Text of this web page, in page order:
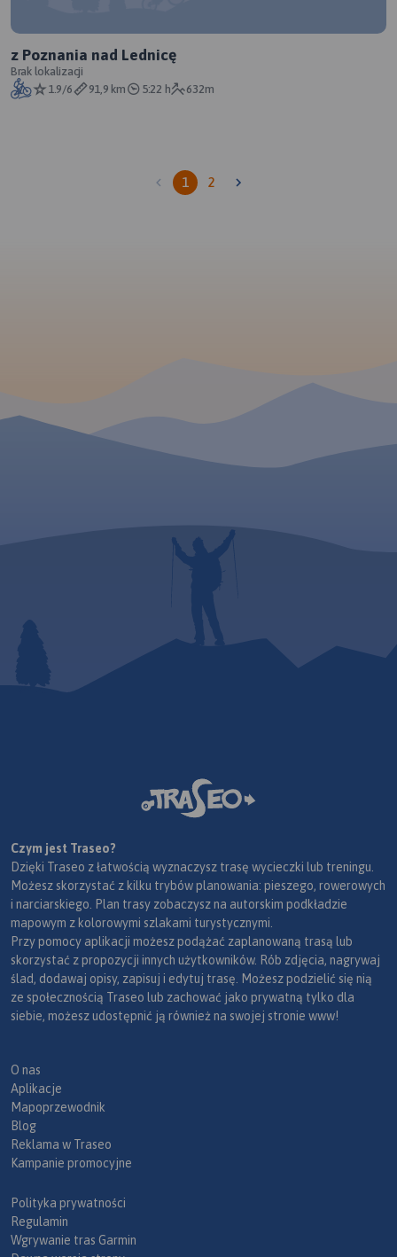
z Poznania nad Lednicę
Brak lokalizacji
1.9/6
91,9 km 5:22 h 632m
1 2
Czym jest Traseo?
Dzięki Traseo z łatwością wyznaczysz trasę wycieczki lub treningu.
Możesz skorzystać z kilku trybów planowania: pieszego, rowerowych
i narciarskiego. Plan trasy zobaczysz na autorskim podkładzie
mapowym z kolorowymi szlakami turystycznymi.
Przy pomocy aplikacji możesz podążać zaplanowaną trasą lub
skorzystać z propozycji innych użytkowników. Rób zdjęcia, nagrywaj
ślad, dodawaj opisy, zapisuj i edytuj trasę. Możesz podzielić się nią
ze społecznością Traseo lub zachować jako prywatną tylko dla
siebie, możesz udostępnić ją również na swojej stronie www!
O nas
Aplikacje
Mapoprzewodnik
Blog
Reklama w Traseo
Kampanie promocyjne
Polityka prywatności
Regulamin
Wgrywanie tras Garmin